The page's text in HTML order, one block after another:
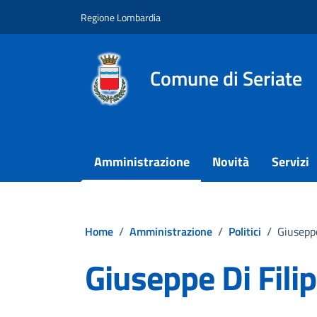
Regione Lombardia
Comune di Seriate
Amministrazione Novità Servizi
Home / Amministrazione / Politici /
Giuseppe Di